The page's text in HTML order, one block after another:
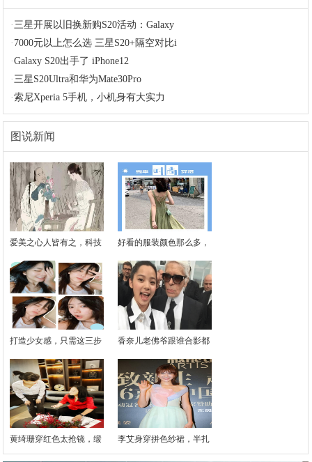
·三星开展以旧换新购S20活动：Galaxy
· 7000元以上怎么选 三星S20+隔空对比i
·Galaxy S20出手了 iPhone12
·三星S20Ultra和华为Mate30Pro
·索尼Xperia 5手机，小机身有大实力
图说新闻
爱美之心人皆有之，科技 好看的服装颜色那么多，
打造少女感，只需这三步 香奈儿老佛爷跟谁合影都
黄绮珊穿红色太抢镜，缎 李艾身穿拼色纱裙，半扎